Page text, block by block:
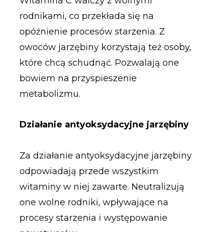
rodnikami, co przekłada się na
opóźnienie procesów starzenia. Z
owoców jarzębiny korzystają też osoby,
które chcą schudnąć. Pozwalają one
bowiem na przyspieszenie
metabolizmu.
Działanie antyoksydacyjne jarzębiny
Za działanie antyoksydacyjne jarzębiny
odpowiadają przede wszystkim
witaminy w niej zawarte. Neutralizują
one wolne rodniki, wpływające na
procesy starzenia i występowanie